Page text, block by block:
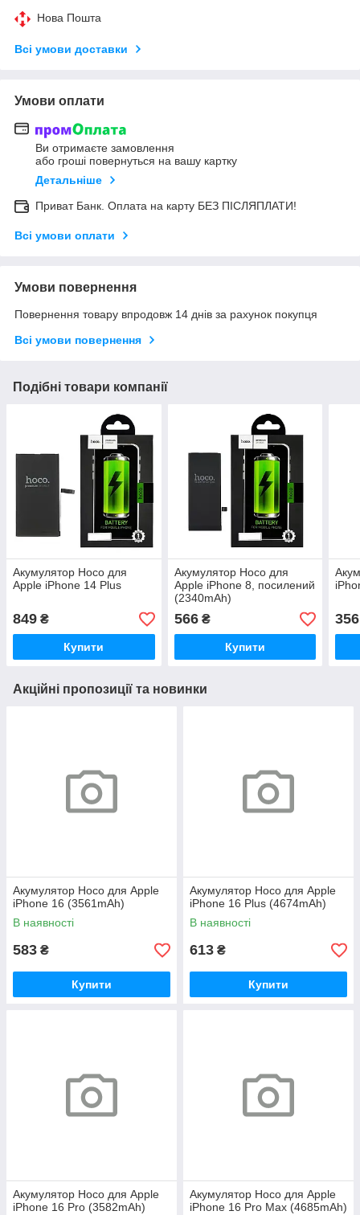
Нова Пошта
Всі умови доставки
Умови оплати
Ви отримаєте замовлення
або гроші повернуться на вашу картку
Детальніше
Приват Банк. Оплата на карту БЕЗ ПІСЛЯПЛАТИ!
Всі умови оплати
Умови повернення
Повернення товару впродовж 14 днів за рахунок покупця
Всі умови повернення
Подібні товари компанії
Акумулятор Hoco для
Apple iPhone 14 Plus
849 ₴
Купити
Акумулятор Hoco для
Apple iPhone 8, посилений
(2340mAh)
566₴
Купити
356
Акційні пропозиції та новинки
Акумулятор Hoco для Apple
iPhone 16 (3561mAh)
В наявності
583 ₴
Купити
Акумулятор Hoco для Apple
iPhone 16 Plus (4674mAh)
В наявності
613 ₴
Купити
Акумулятор Hoco для Apple
iPhone 16 Pro (3582mAh)
Акумулятор Hoco для Apple
iPhone 16 Pro Max (4685mAh)